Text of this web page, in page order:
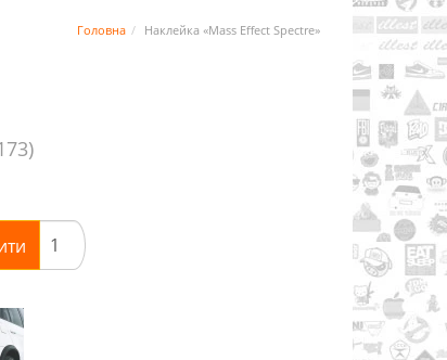
Головна Наклейка «Mass Effect Spectre»